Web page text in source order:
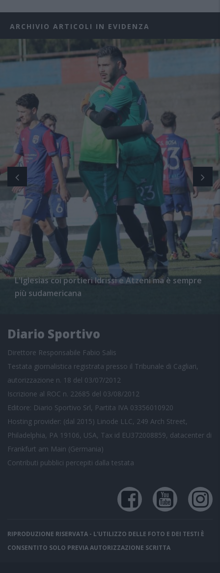
ARCHIVIO ARTICOLI IN EVIDENZA
L'Iglesias coi portieri Idrissi e Atzeni ma è sempre
più sudamericana
Diario Sportivo
Direttore Responsabile Fabio Salis
Testata giornalistica registrata presso il Tribunale di Cagliari,
autorizzazione n. 18 del 03/07/2012
Iscrizione al ROC n. 22685 del 03/08/2012
Editore: Diario Sportivo Srl, Partita IVA 03356010920
Hosting provider: (dal 2015) Linode LLC, 249 Arch Street,
Philadelphia, PA 19106, USA, Tax id EU372008859, datacenter di
Frankfurt am Main (Germania)
Contributi pubblici percepiti dalla testata
RIPRODUZIONE RISERVATA - L'UTILIZZO DELLE FOTO E DEI TESTI È
CONSENTITO SOLO PREVIA AUTORIZZAZIONE SCRITTA